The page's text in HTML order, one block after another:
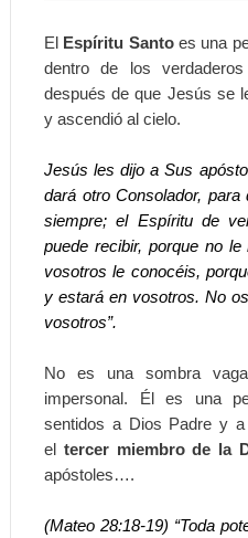
El Espíritu Santoes una
dentro de los
después de que Jesús se
y ascendió al cielo.
Jesús les dijo a Sus
dará otro Consolador,
siempre; el Espíritu de
puede recibir, porque no
vosotros le conocéis,
y estará en vosotros. No
vosotros”.
No es una sombra
impersonal. Él es una
sentidos a Dios Padre y
el tercer miembro de la
apóstoles….
(Mateo 28:18-19) “Toda